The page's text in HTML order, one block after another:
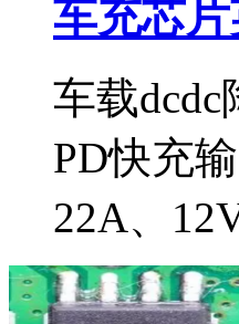
车充芯
车载
PD快充
22A、